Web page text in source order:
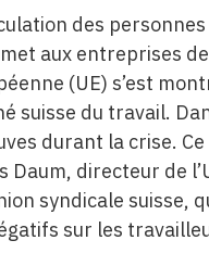
des
aux entreprises
(UE) s’est
suisse du travail.
durant la crise.
directeur de
syndicale suisse,
sur les